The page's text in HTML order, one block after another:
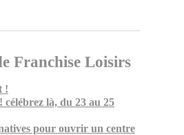
Franchise Loisirs
!
là, du 23 au 25
pour ouvrir un centre